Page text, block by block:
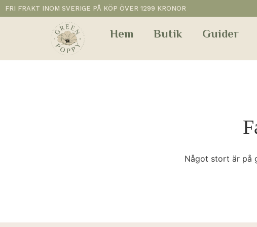
FRI FRAKT INOM SVERIGE PÅ KÖP ÖVER 1299 KRONOR
Hem Butik Guider
Något stort är på